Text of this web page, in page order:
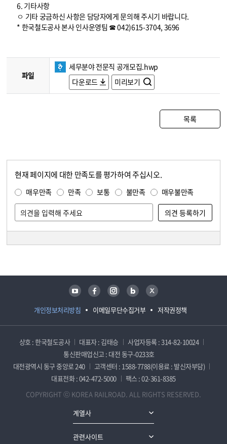
6. 기타사항
ㅇ 기타 궁금하신 사항은 담당자에게 문의해 주시기 바랍니다.
* 한국철도공사 본사 인사운영팀 ☎ 042)615-3704, 3696
파일
세무분야 전문직 공개모집.hwp
다운로드
미리보기
목록
현재 페이지에 대한 만족도를 평가하여 주십시오.
매우만족 만족 보통 불만족 매우불만족
개인정보처리방침 이메일무단수집거부 저작권정책
유튜브 페이스북 인스타그램 블로그 트위터
상호 : 한국철도공사 대표자 : 김태승
사업자등록 : 314-82-10024
통신판매업신고 : 대전 동구-0233호
대전광역시 동구 중앙로 240
고객센터 : 1588-7788(이용료 : 발신자부담)
대표전화 : 042-472-5000
팩스 : 02-361-8385
COPYRIGHT ⓒ KOREA RAILROAD. ALL RIGHTS RESERVED.
계열사
관련사이트